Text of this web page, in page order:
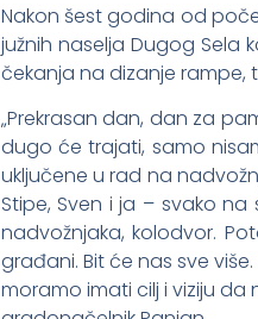
Nakon šest godina od
južnih naselja Dugog Sela
čekanja na dizanje rampe,
„Prekrasan dan, dan za
dugo će trajati, samo
uključene u rad na
Stipe, Sven i ja – svako
nadvožnjaka, kolodvor.
građani. Bit će nas sve
moramo imati cilj i viziju